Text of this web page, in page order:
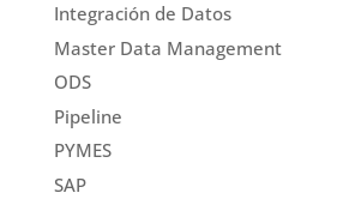
Integración de Datos
Master Data Management
ODS
Pipeline
PYMES
SAP